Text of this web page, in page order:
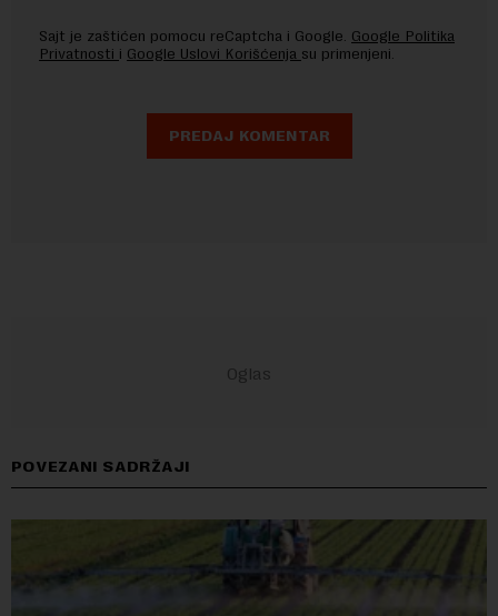
Sajt je zaštićen pomocu reCaptcha i Google. Google Politika
Privatnosti i Google Uslovi Korišćenja su primenjeni.
POVEZANI SADRŽAJI